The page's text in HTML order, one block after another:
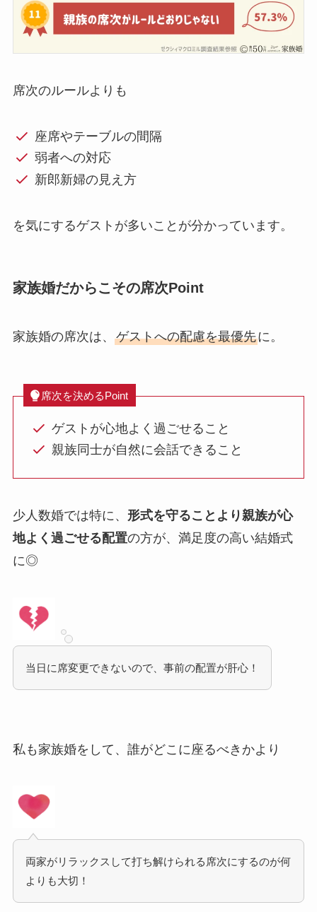
席次のルールよりも
座席やテーブルの間隔
弱者への対応
新郎新婦の見え方
を気にするゲストが多いことが分かっています。
家族婚だからこその席次Point
家族婚の席次は、 ゲストへの配慮を最優先に。
席次を決めるPoint
ゲストが心地よく過ごせること
親族同士が自然に会話できること
少人数婚では特に、 形式を守ることより親族が心
地よく過ごせる配置の方が、満足度の高い結婚式
に◎
当日に席変更できないので、事前の配置が肝心！
私も家族婚をして、誰がどこに座るべきかより
両家がリラックスして打ち解けられる席次にするのが何
よりも大切！